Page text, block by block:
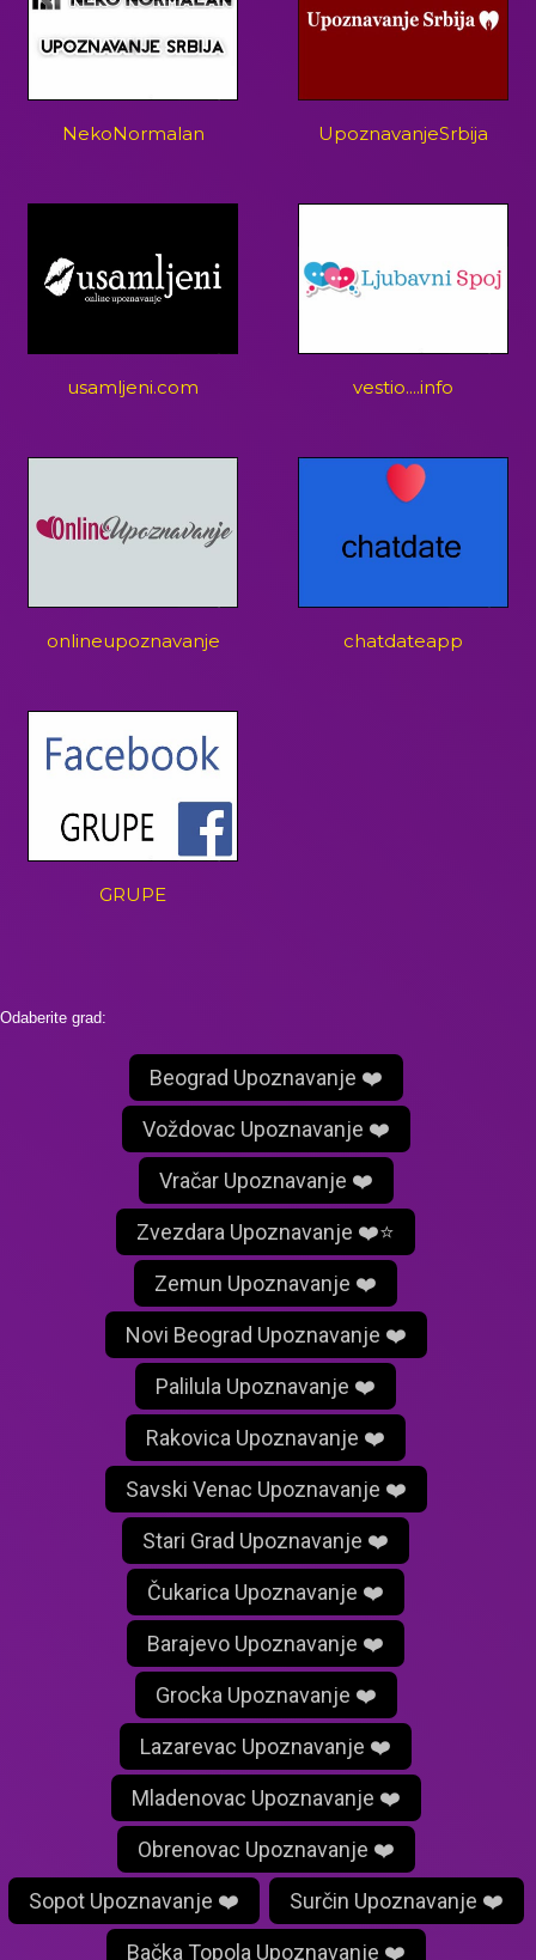
NekoNormalan UpoznavanjeSrbija
usamljeni.com vestio....info
onlineupoznavanje chatdateapp
GRUPE
Odaberite grad:
Beograd Upoznavanje ❤️
Voždovac Upoznavanje ❤️
Vračar Upoznavanje ❤️
Zvezdara Upoznavanje ❤️⭐
Zemun Upoznavanje ❤️
Novi Beograd Upoznavanje ❤️
Palilula Upoznavanje ❤️
Rakovica Upoznavanje ❤️
Savski Venac Upoznavanje ❤️
Stari Grad Upoznavanje ❤️
Čukarica Upoznavanje ❤️
Barajevo Upoznavanje ❤️
Grocka Upoznavanje ❤️
Lazarevac Upoznavanje ❤️
Mladenovac Upoznavanje ❤️
Obrenovac Upoznavanje ❤️
Sopot Upoznavanje ❤️ Surčin Upoznavanje ❤️
Bačka Topola Upoznavanje ❤️